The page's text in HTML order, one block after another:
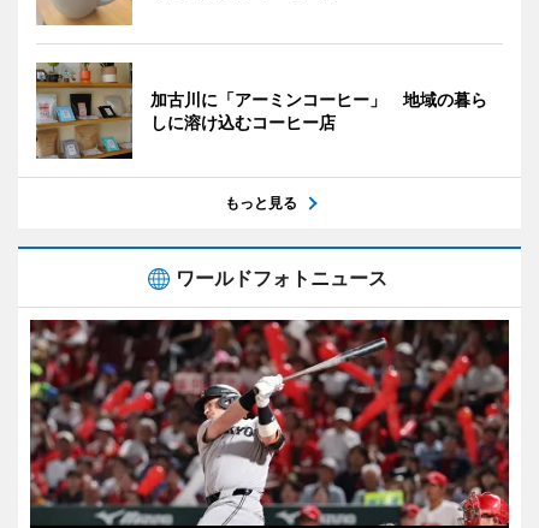
加古川に「アーミンコーヒー」 地域の暮ら
しに溶け込むコーヒー店
もっと見る
ワールドフォトニュース